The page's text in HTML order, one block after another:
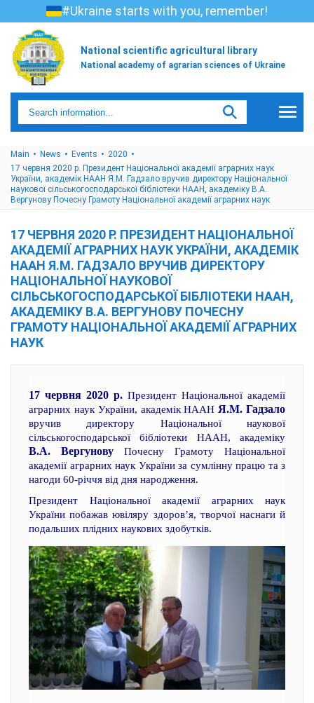
#Ukraine starts with you, remember!
National scientific agricultural library
National academy of agrarian sciences of Ukraine
Main News Events
2020
17 червня 2020 р. Президент Національної академії аграрних наук
України, академік НААН Я.М. Гадзало вручив директору Національної
наукової сільськогосподарської бібліотеки НААН, академіку В.А.
Вергунову Почесну Грамоту Національної академії аграрних наук
17 ЧЕРВНЯ 2020 Р. ПРЕЗИДЕНТ НАЦІОНАЛЬНОЇ
АКАДЕМІЇ АГРАРНИХ НАУК УКРАЇНИ, АКАДЕМІК
НААН Я.М. ГАДЗАЛО ВРУЧИВ ДИРЕКТОРУ
НАЦІОНАЛЬНОЇ НАУКОВОЇ
СІЛЬСЬКОГОСПОДАРСЬКОЇ БІБЛІОТЕКИ НААН,
АКАДЕМІКУ В.А. ВЕРГУНОВУ ПОЧЕСНУ
ГРАМОТУ НАЦІОНАЛЬНОЇ АКАДЕМІЇ АГРАРНИХ
НАУК
17 червня 2020 р. Президент Національної академії
аграрних наук України, академік НААН Я.М. Гадзало
вручив директору Національної наукової
сільськогосподарської бібліотеки НААН, академіку
В.А. Вергунову Почесну Грамоту Національної
академії аграрних наук України за сумлінну працю та з
нагоди 60-річчя від дня народження.
Президент Національної академії аграрних наук
України побажав ювіляру здоров’я, творчої наснаги й
подальших плідних наукових здобутків.